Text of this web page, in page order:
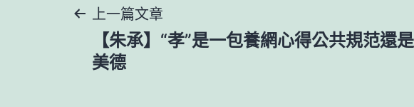
文
章
上一篇文章
【朱承】“孝”是一包養網心得公共規范還
美德